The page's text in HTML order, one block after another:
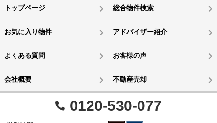
トップページ 総合物件検索
お気に入り物件 アドバイザー紹介
よくある質問 お客様の声
会社概要 不動産売却
0120-530-077